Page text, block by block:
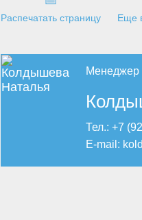
Распечатать страницу Еще
Менеджер
Тел.: +7
E-mail: